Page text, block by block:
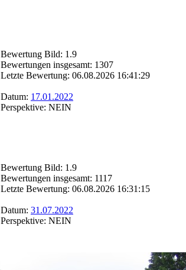
Bewertung Bild: 1.9
Bewertungen insgesamt: 1307
Letzte Bewertung: 06.08.2026 16:41:29
Datum: 17.01.2022
Perspektive: NEIN
Bewertung Bild: 1.9
Bewertungen insgesamt: 1117
Letzte Bewertung: 06.08.2026 16:31:15
Datum: 31.07.2022
Perspektive: NEIN